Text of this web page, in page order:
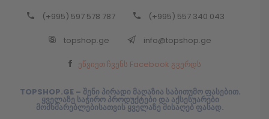
(+995) 597 578 787 (+995) 557 340 043
topshop.ge info@topshop.ge
ეწვიეთ ჩვენს Facebook გვერდს
TOPSHOP.GE – შენი პირადი მაღაზია საბითუმო ფასებით.
ყველაზე საჭირო პროდუქტები და აქსესუარები
მომხმარებლებისათვის ყველაზე მისაღებ ფასად.
Back